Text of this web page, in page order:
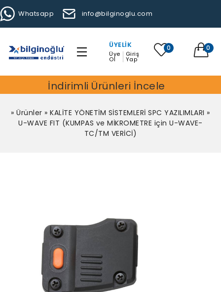
Whatsapp info@bilginoglu.com
ÜYELIK
Üye
Ol
Giriş
Yap
0 0
İndirimli Ürünleri İncele
»Ürünler »KALİTE YÖNETİM SİSTEMLERİ SPC YAZILIMLARI »
U-WAVE FIT (KUMPAS ve MİKROMETRE için U-WAVE-
TC/TM VERİCİ)